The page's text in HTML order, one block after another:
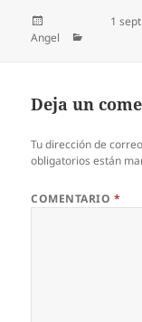
1
Angel
Deja un
Tu dirección de
obligatorios están
COMENTARIO *